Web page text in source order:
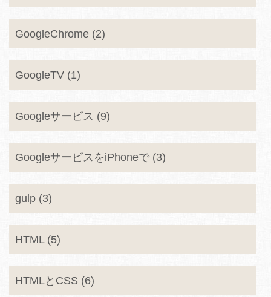
GoogleChrome (2)
GoogleTV (1)
Googleサービス (9)
GoogleサービスをiPhoneで (3)
gulp (3)
HTML (5)
HTMLとCSS (6)